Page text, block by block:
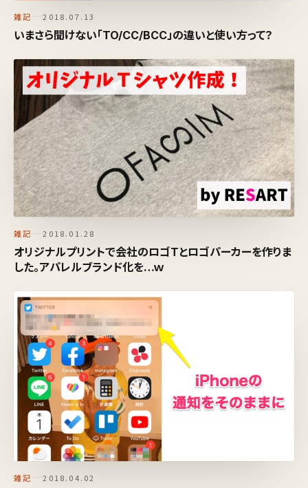
雑記 2018.07.13
いまさら聞けない「TO/CC/BCC」の違いと使い方って？
雑記 2018.01.28
オリジナルプリントで会社のロゴTとロゴパーカーを作りま
した。アパレルブランド化を…ｗ
雑記 2018.04.02